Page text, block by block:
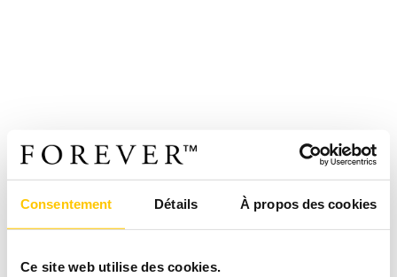
Consentement Détails À propos des cookies
Ce site web utilise des cookies.